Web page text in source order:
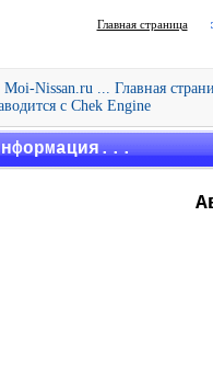
Главная страница
Nissan.ru ... Главная
с Chek Engine